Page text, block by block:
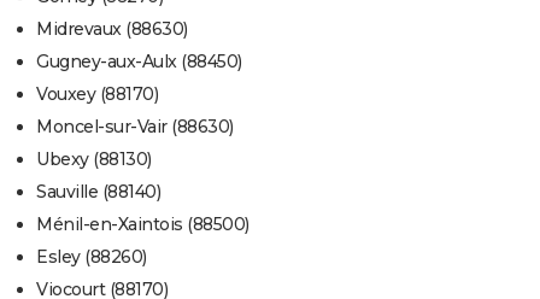
Midrevaux (88630)
Gugney-aux-Aulx (88450)
Vouxey (88170)
Moncel-sur-Vair (88630)
Ubexy (88130)
Sauville (88140)
Ménil-en-Xaintois (88500)
Esley (88260)
Viocourt (88170)